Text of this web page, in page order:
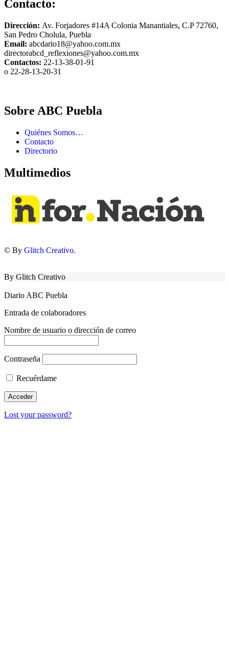
Contacto:
Dirección: Av. Forjadores #14A Colonia Manantiales, C.P 72760,
San Pedro Cholula, Puebla
Email: abcdario18@yahoo.com.mx
directorabcd_reflexiones@yahoo.com.mx
Contactos: 22-13-38-01-91
o 22-28-13-20-31
Sobre ABC Puebla
Quiénes Somos…
Contacto
Directorio
Multimedios
© By Glitch Creativo.
By Glitch Creativo
Diario ABC Puebla
Entrada de colaboradores
Nombre de usuario o dirección de correo
Contraseña
Recuérdame
Lost your password?